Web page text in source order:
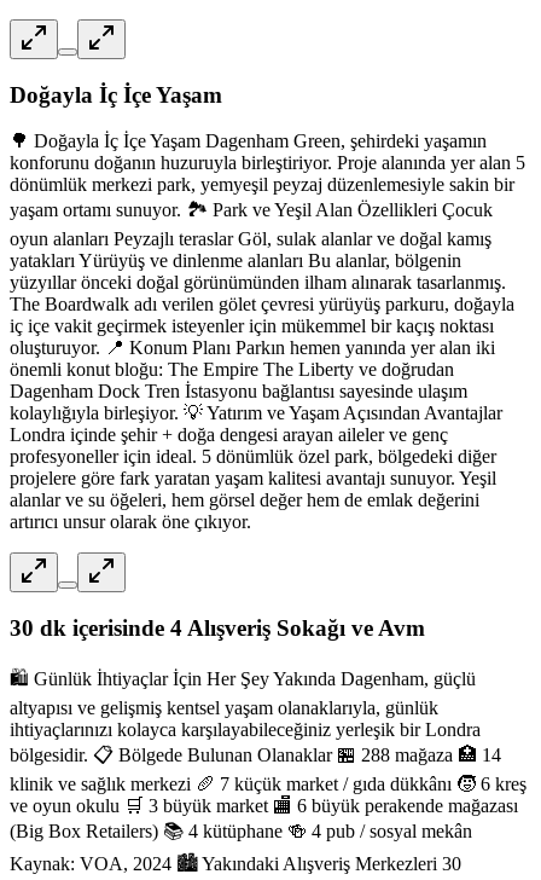
Doğayla İç İçe Yaşam
🌳 Doğayla İç İçe Yaşam Dagenham Green, şehirdeki yaşamın
konforunu doğanın huzuruyla birleştiriyor. Proje alanında yer alan 5
dönümlük merkezi park, yemyeşil peyzaj düzenlemesiyle sakin bir
yaşam ortamı sunuyor. 🏞️ Park ve Yeşil Alan Özellikleri Çocuk
oyun alanları Peyzajlı teraslar Göl, sulak alanlar ve doğal kamış
yatakları Yürüyüş ve dinlenme alanları Bu alanlar, bölgenin
yüzyıllar önceki doğal görünümünden ilham alınarak tasarlanmış.
The Boardwalk adı verilen gölet çevresi yürüyüş parkuru, doğayla
iç içe vakit geçirmek isteyenler için mükemmel bir kaçış noktası
oluşturuyor. 📍 Konum Planı Parkın hemen yanında yer alan iki
önemli konut bloğu: The Empire The Liberty ve doğrudan
Dagenham Dock Tren İstasyonu bağlantısı sayesinde ulaşım
kolaylığıyla birleşiyor. 💡 Yatırım ve Yaşam Açısından Avantajlar
Londra içinde şehir + doğa dengesi arayan aileler ve genç
profesyoneller için ideal. 5 dönümlük özel park, bölgedeki diğer
projelere göre fark yaratan yaşam kalitesi avantajı sunuyor. Yeşil
alanlar ve su öğeleri, hem görsel değer hem de emlak değerini
artırıcı unsur olarak öne çıkıyor.
30 dk içerisinde 4 Alışveriş Sokağı ve Avm
🛍️ Günlük İhtiyaçlar İçin Her Şey Yakında Dagenham, güçlü
altyapısı ve gelişmiş kentsel yaşam olanaklarıyla, günlük
ihtiyaçlarınızı kolayca karşılayabileceğiniz yerleşik bir Londra
bölgesidir. 📋 Bölgede Bulunan Olanaklar 🏪 288 mağaza 🏥 14
klinik ve sağlık merkezi 🥖 7 küçük market / gıda dükkânı 🧒 6 kreş
ve oyun okulu 🛒 3 büyük market 🏬 6 büyük perakende mağazası
(Big Box Retailers) 📚 4 kütüphane 🍻 4 pub / sosyal mekân
Kaynak: VOA, 2024 🏙️ Yakındaki Alışveriş Merkezleri 30